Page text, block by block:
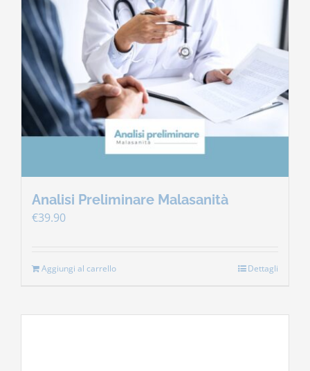
Analisi Preliminare Malasanità
€39.90
Aggiungi al carrello Dettagli